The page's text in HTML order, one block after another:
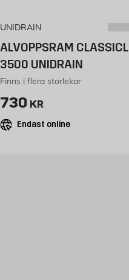
UNIDRAIN
ALVOPPSRAM
3500 UNIDRAIN
Finns i flera storlekar
Pris 730 kr
730 KR
Endast online